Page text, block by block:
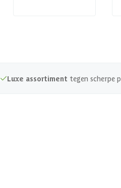
Luxe assortiment tegen scherpe